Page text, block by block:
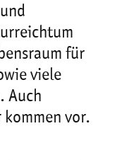
für
viele
Auch
vor.